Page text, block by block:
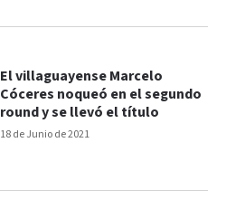
18 de Junio de 2021
El villaguayense Marcelo
Cóceres noqueó en el segundo
round y se llevó el título